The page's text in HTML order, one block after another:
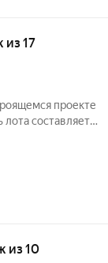
из 17
проекте
составляет
продаж новой
из 10